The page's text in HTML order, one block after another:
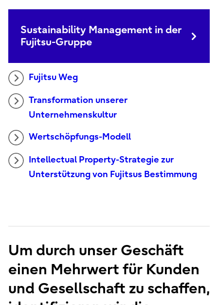
Sustainability Management in der
Fujitsu-Gruppe
Fujitsu Weg
Transformation unserer
Unternehmenskultur
Wertschöpfungs-Modell
Intellectual Property-Strategie zur
Unterstützung von Fujitsus Bestimmung
Um durch unser Geschäft
einen Mehrwert für Kunden
und Gesellschaft zu schaffen,